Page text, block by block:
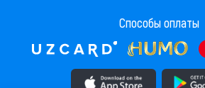
Способы оплаты
Скачать приложение в AppStore